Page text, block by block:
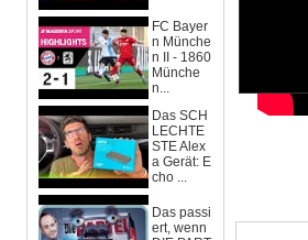
FC Bayer
n Münche
n II - 1860
Münche
n...
Das SCH
LECHTE
STE Alex
a Gerät: E
cho ...
Das passi
ert, wenn